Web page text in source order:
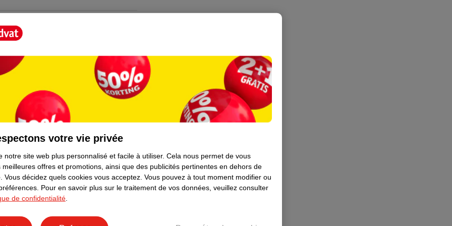
votre vie privée
notre site web plus personnalisé et facile à utiliser. Cela nous permet de vous
meilleures offres et promotions, ainsi que des publicités pertinentes en dehors de
Vous décidez quels cookies vous acceptez. Vous pouvez à tout moment modifier ou
Pour en savoir plus sur le traitement de vos données, veuillez consulter
de confidentialité